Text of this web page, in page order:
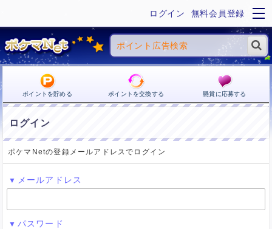
ログイン 無料会員登録
ポイントを貯める ポイントを交換する 懸賞に応募する
ログイン
ポケマNetの登録メールアドレスでログイン
メールアドレス
パスワード